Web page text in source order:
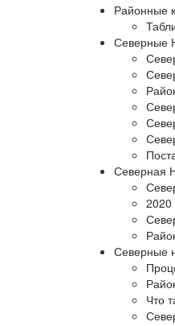
Районные
Северные
Северная
2020
Северные
Что